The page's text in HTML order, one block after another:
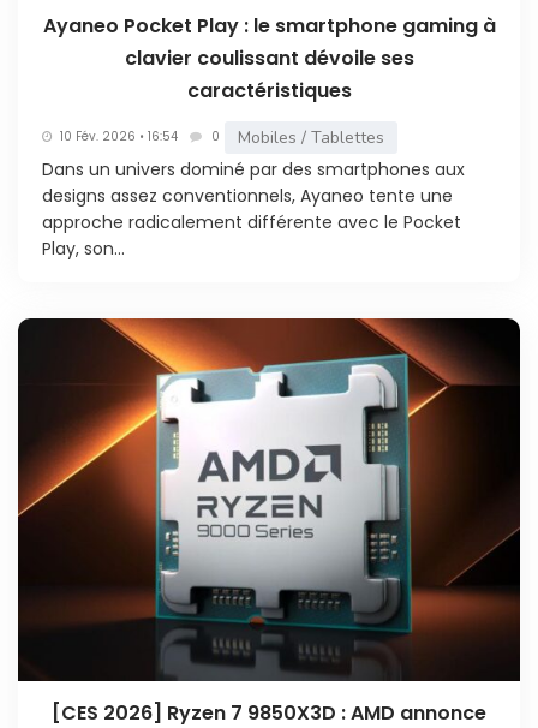
Ayaneo Pocket Play : le smartphone gaming à
clavier coulissant dévoile ses
caractéristiques
10 Fév. 2026 • 16:54 0 Mobiles / Tablettes
Dans un univers dominé par des smartphones aux
designs assez conventionnels, Ayaneo tente une
approche radicalement différente avec le Pocket
Play, son...
[CES 2026] Ryzen 7 9850X3D : AMD annonce